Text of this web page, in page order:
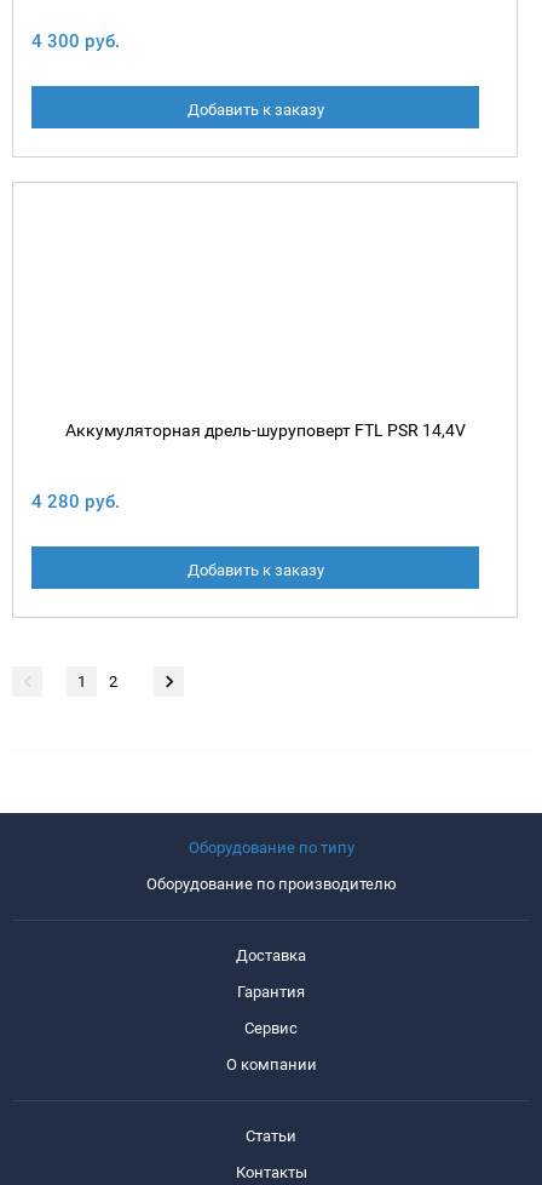
4 300 руб.
Добавить к заказу
Аккумуляторная дрель-шуруповерт FTL PSR 14,4V
4 280 руб.
Добавить к заказу
1 2
Оборудование по типу
Оборудование по производителю
Доставка
Гарантия
Сервис
О компании
Статьи
Контакты